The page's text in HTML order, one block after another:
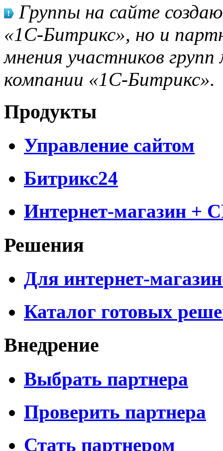
Группы на сайте
«1С-Битрикс», но и
мнения участников
компании «1С-Битрикс».
Продукты
Управление сайтом
Битрикс24
Интернет-магазин +
Решения
Для интернет-
Каталог готовых
Внедрение
Выбрать партнера
Проверить партнера
Стать партнером